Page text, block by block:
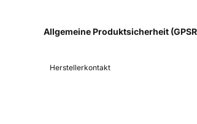
Allgemeine Produktsicherheit
Herstellerkontakt